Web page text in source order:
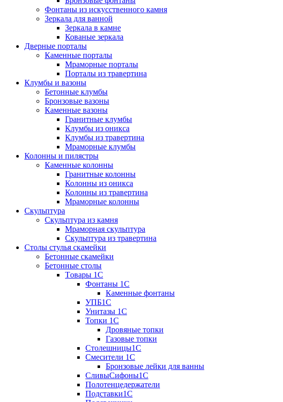
Фонтаны из искусственного камня
Зеркала для ванной
Зеркала в камне
Кованые зеркала
Дверные порталы
Каменные порталы
Мраморные порталы
Порталы из травертина
Клумбы и вазоны
Бетонные клумбы
Бронзовые вазоны
Каменные вазоны
Гранитные клумбы
Клумбы из оникса
Клумбы из травертина
Мраморные клумбы
Колонны и пилястры
Каменные колонны
Гранитные колонны
Колонны из оникса
Колонны из травертина
Мраморные колонны
Скульптура
Скульптура из камня
Мраморная скульптура
Скульптура из травертина
Столы стулья скамейки
Бетонные скамейки
Бетонные столы
Tовары 1C
Фонтаны 1C
Каменные фонтаны
УПБ1С
Унитазы 1С
Топки 1С
Дровяные топки
Газовые топки
Столешницы1С
Смесители 1С
Бронзовые лейки для ванны
СливыСифоны1С
Полотенцедержатели
Подставки1С